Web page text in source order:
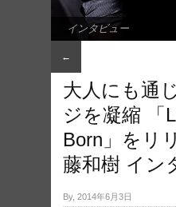
インタビュー
←
大人にも通
ジを凝縮 「
Born」をリ
藤和樹 イン
By, 2014年6月3日